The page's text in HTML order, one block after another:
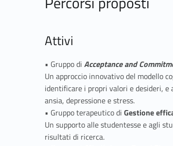
a
p
i
a
d
i
Attivi
• Gruppo di Acceptance and
Un approccio innovativo del modello
identificare i propri valori e desideri,
ansia, depressione e stress.
• Gruppo terapeutico di Gestione
Un supporto alle studentesse e agli
risultati di ricerca.